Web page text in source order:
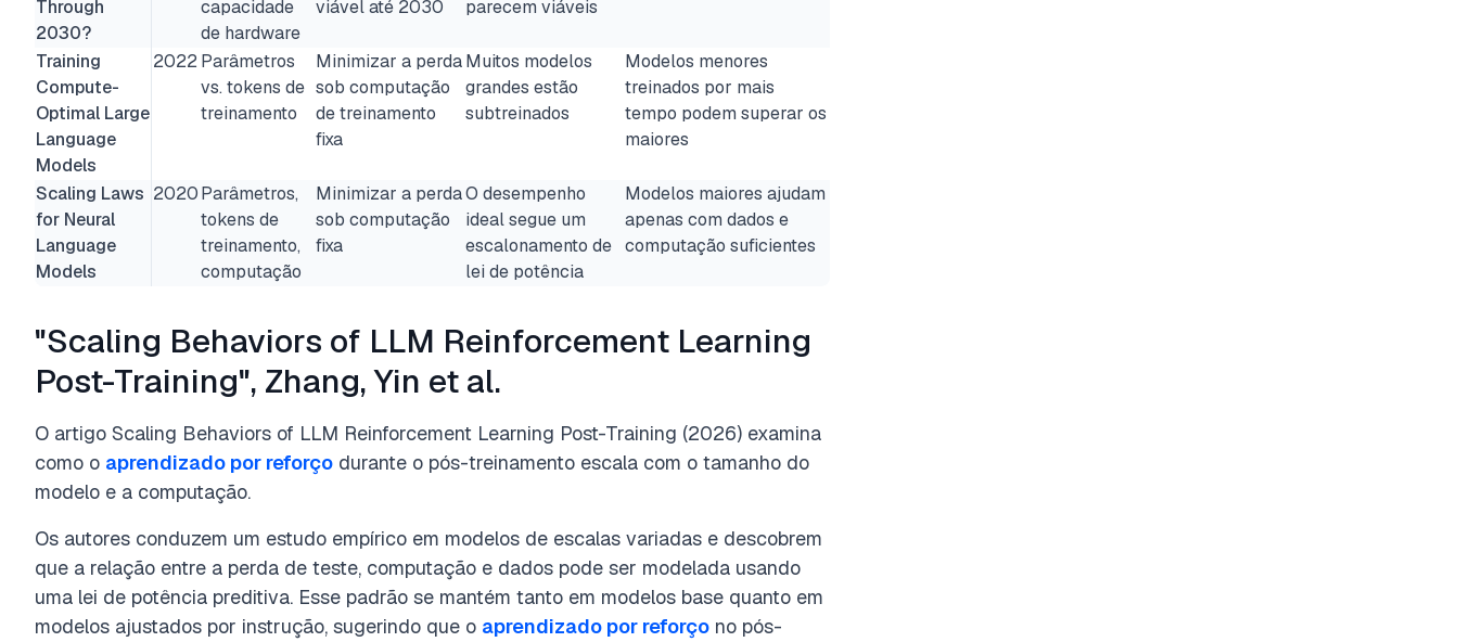
Through
2030?
capacidade
de hardware
viável até 2030
parecem viáveis
Training
Compute-
Optimal Large
Language
Models
2022 Parâmetros
vs. tokens de
treinamento
Minimizar a perda
sob computação
de treinamento
fixa
Muitos modelos
grandes estão
subtreinados
Modelos menores
treinados por mais
tempo podem superar os
maiores
Scaling Laws
for Neural
Language
Models
2020Parâmetros,
tokens de
treinamento,
computação
Minimizar a perda
sob computação
fixa
O desempenho
ideal segue um
escalonamento de
lei de potência
Modelos maiores ajudam
apenas com dados e
computação suficientes
"Scaling Behaviors of LLM Reinforcement Learning
Post-Training", Zhang, Yin et al.
O artigo Scaling Behaviors of LLM Reinforcement Learning Post-Training (2026) examina
como o aprendizado por reforço durante o pós-treinamento escala com o tamanho do
modelo e a computação.
Os autores conduzem um estudo empírico em modelos de escalas variadas e descobrem
que a relação entre a perda de teste, computação e dados pode ser modelada usando
uma lei de potência preditiva. Esse padrão se mantém tanto em modelos base quanto em
modelos ajustados por instrução, sugerindo que o aprendizado por reforço no pós-